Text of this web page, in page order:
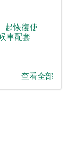
起恢復使
車配套
查看全部